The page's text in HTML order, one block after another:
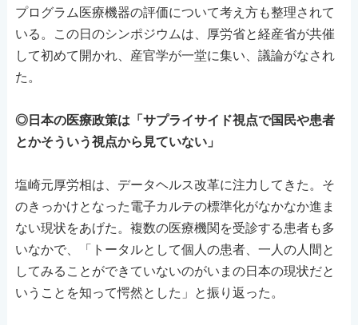
プログラム医療機器の評価について考え方も整理されて
いる。この日のシンポジウムは、厚労省と経産省が共催
して初めて開かれ、産官学が一堂に集い、議論がなされ
た。
◎日本の医療政策は「サプライサイド視点で国民や患者
とかそういう視点から見ていない」
塩崎元厚労相は、データヘルス改革に注力してきた。そ
のきっかけとなった電子カルテの標準化がなかなか進ま
ない現状をあげた。複数の医療機関を受診する患者も多
いなかで、「トータルとして個人の患者、一人の人間と
してみることができていないのがいまの日本の現状だと
いうことを知って愕然とした」と振り返った。